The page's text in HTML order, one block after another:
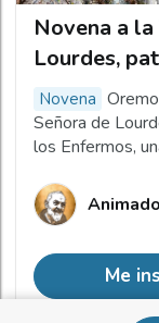
Novena a
Lourdes,
enfermos
Novena
Señora de
los Enfermos,
salud física,
de todos
Me